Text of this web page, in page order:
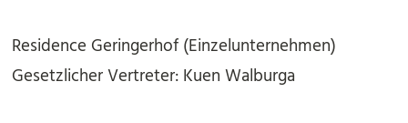
Residence Geringerhof (Einzelunternehmen)
Gesetzlicher Vertreter: Kuen Walburga